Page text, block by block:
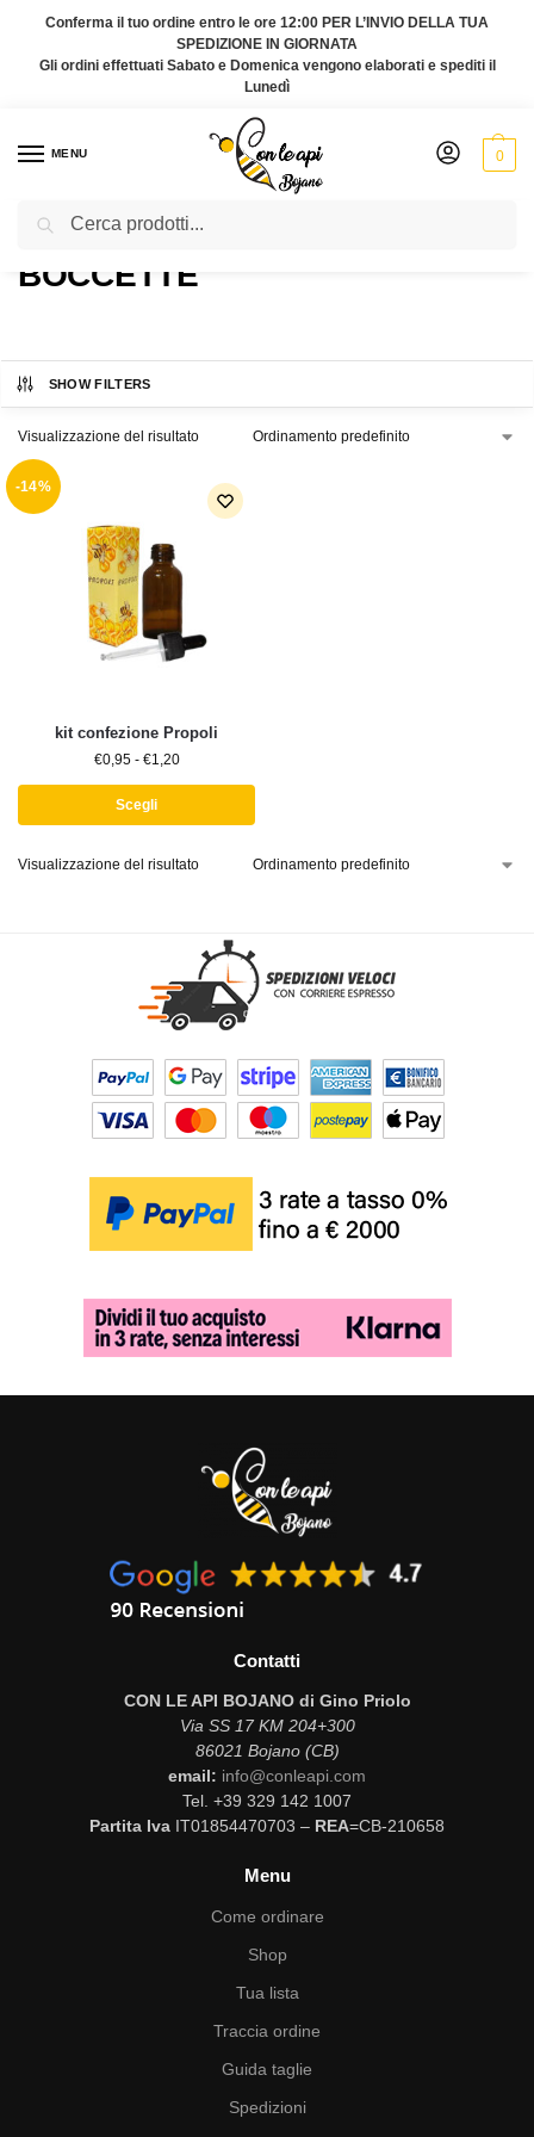
Conferma il tuo ordine entro le ore 12:00 PER L’INVIO DELLA TUA
SPEDIZIONE IN GIORNATA
Gli ordini effettuati Sabato e Domenica vengono elaborati e spediti il
Lunedì
MENU 0
Home Prodotti taggati “Boccette”
BOCCETTE
SHOW FILTERS
Visualizzazione del risultato
-14%
kit confezione Propoli
€0,95 - €1,20
Scegli
Visualizzazione del risultato
Contatti
CON LE API BOJANO di Gino Priolo
Via SS 17 KM 204+300
86021 Bojano (CB)
email: info@conleapi.com
Tel. +39 329 142 1007
Partita Iva IT01854470703 – REA=CB-210658
Menu
Come ordinare
Shop
Tua lista
Traccia ordine
Guida taglie
Spedizioni